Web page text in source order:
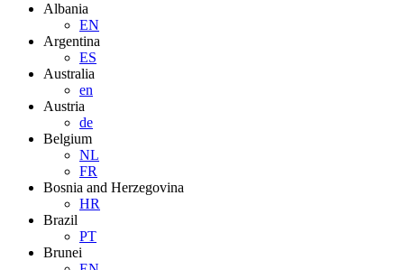
Albania
EN
Argentina
ES
Australia
en
Austria
de
Belgium
NL
FR
Bosnia and Herzegovina
HR
Brazil
PT
Brunei